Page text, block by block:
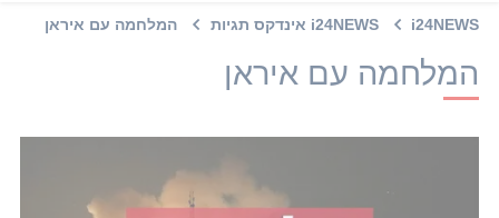
i24NEWS i24NEWS אינדקס תגיות המלחמה עם איראן
המלחמה עם איראן